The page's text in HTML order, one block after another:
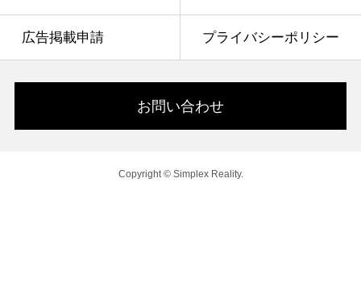
広告掲載申請 プライバシーポリシー
お問い合わせ
Copyright © Simplex Reality.